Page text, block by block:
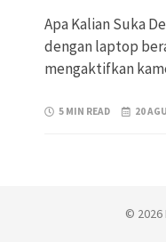
Apa Kalian Suka
dengan laptop
mengaktifkan
5 MIN READ 20
© 2026